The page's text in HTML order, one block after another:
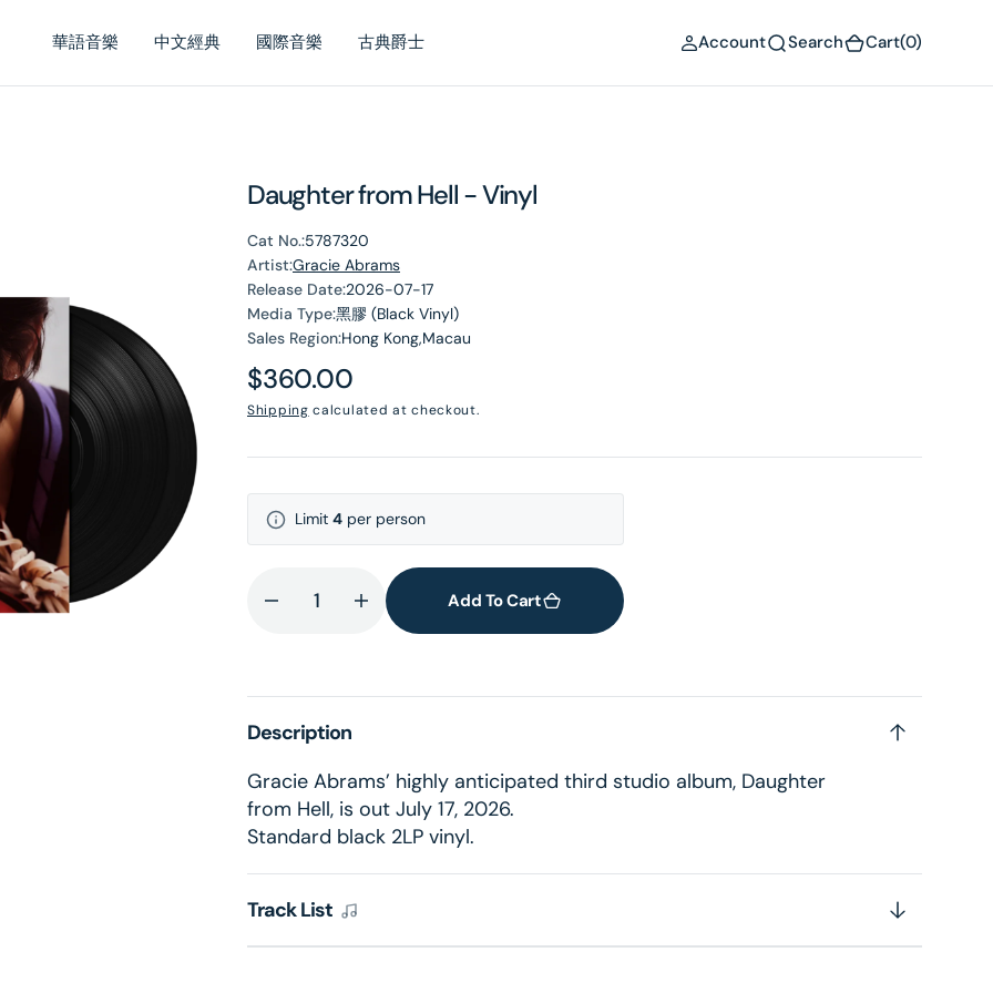
華語音樂 中文經典 國際音樂 古典爵士 Account Search Cart(0)
Daughter from Hell - Vinyl
Cat No.:5787320
Artist:Gracie Abrams
Release Date:2026-07-17
Media Type:黑膠 (Black Vinyl)
Sales Region:Hong Kong,Macau
Regular
price
$360.00
Shipping calculated at checkout.
Limit 4 per person
Decrease
Daughter
from
Hell
-
Vinyl
Increase
quantity
Daughter
-
Vinyl
Add To Cart
Description
Gracie Abrams’ highly anticipated third studio album, Daughter
from Hell, is out July 17, 2026.
Standard black 2LP vinyl.
Track List